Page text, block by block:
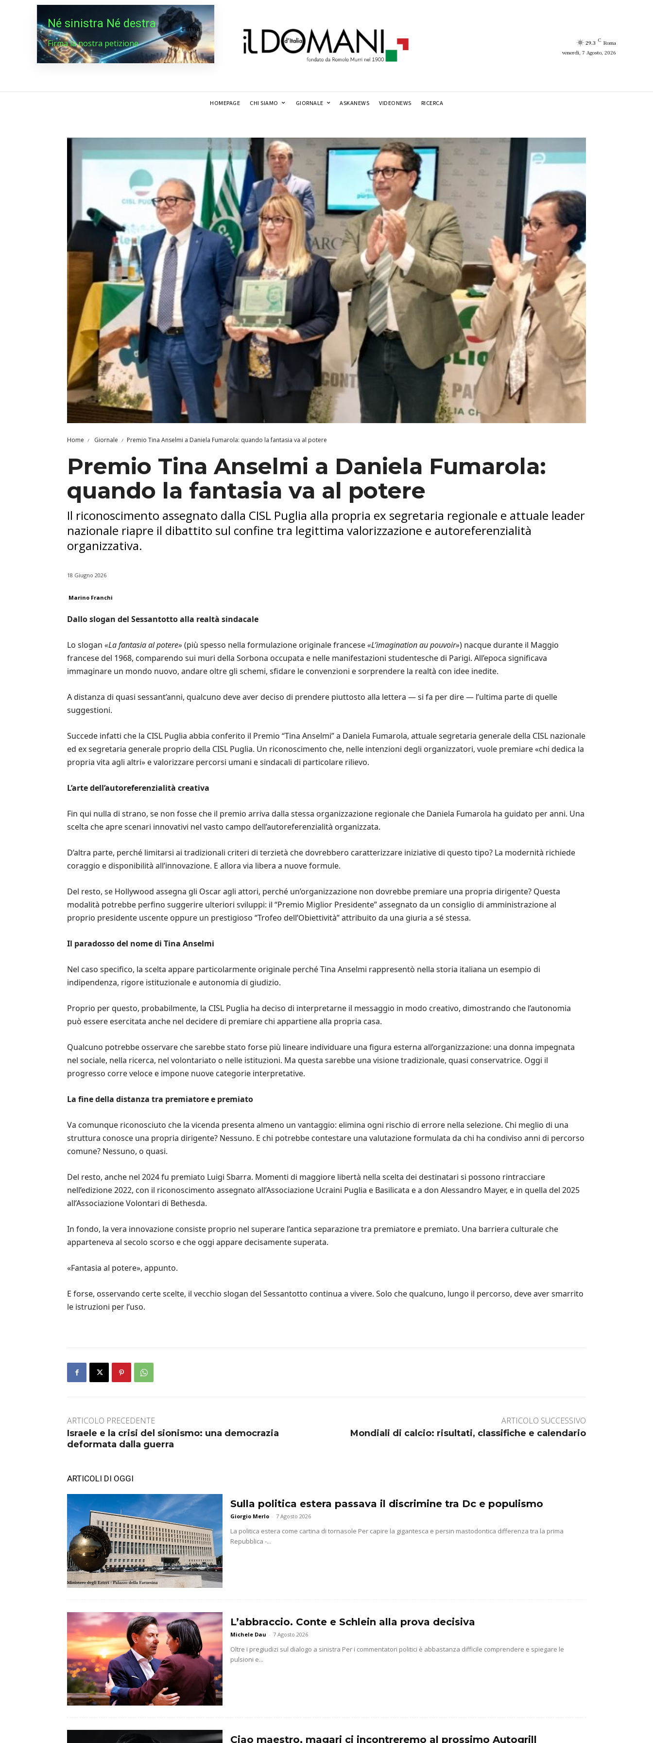
Né sinistra Né destra
Firma la nostra petizione
Firma
29.3 C Roma
venerdì, 7 Agosto, 2026
HOMEPAGE CHI SIAMO GIORNALE ASKANEWS VIDEONEWS RICERCA
Home Giornale Premio Tina Anselmi a Daniela Fumarola: quando la fantasia va al potere
Premio Tina Anselmi a Daniela Fumarola:
quando la fantasia va al potere
Il riconoscimento assegnato dalla CISL Puglia alla propria ex segretaria regionale e attuale leader
nazionale riapre il dibattito sul confine tra legittima valorizzazione e autoreferenzialità
organizzativa.
18 Giugno 2026
Marino Franchi
Dallo slogan del Sessantotto alla realtà sindacale
Lo slogan «La fantasia al potere» (più spesso nella formulazione originale francese«L’imagination au pouvoir») nacque durante il Maggio
francese del 1968, comparendo sui muri della Sorbona occupata e nelle manifestazioni studentesche di Parigi. All’epoca significava
immaginare un mondo nuovo, andare oltre gli schemi, sfidare le convenzioni e sorprendere la realtà con idee inedite.
A distanza di quasi sessant’anni, qualcuno deve aver deciso di prendere piuttosto alla lettera — si fa per dire — l’ultima parte di quelle
suggestioni.
Succede infatti che la CISL Puglia abbia conferito il Premio “Tina Anselmi” a Daniela Fumarola, attuale segretaria generale della CISL nazionale
ed ex segretaria generale proprio della CISL Puglia. Un riconoscimento che, nelle intenzioni degli organizzatori, vuole premiare «chi dedica la
propria vita agli altri» e valorizzare percorsi umani e sindacali di particolare rilievo.
L’arte dell’autoreferenzialità creativa
Fin qui nulla di strano, se non fosse che il premio arriva dalla stessa organizzazione regionale che Daniela Fumarola ha guidato per anni. Una
scelta che apre scenari innovativi nel vasto campo dell’autoreferenzialità organizzata.
D’altra parte, perché limitarsi ai tradizionali criteri di terzietà che dovrebbero caratterizzare iniziative di questo tipo? La modernità richiede
coraggio e disponibilità all’innovazione. E allora via libera a nuove formule.
Del resto, se Hollywood assegna gli Oscar agli attori, perché un’organizzazione non dovrebbe premiare una propria dirigente? Questa
modalità potrebbe perfino suggerire ulteriori sviluppi: il “Premio Miglior Presidente” assegnato da un consiglio di amministrazione al
proprio presidente uscente oppure un prestigioso “Trofeo dell’Obiettività” attribuito da una giuria a sé stessa.
Il paradosso del nome di Tina Anselmi
Nel caso specifico, la scelta appare particolarmente originale perché Tina Anselmi rappresentò nella storia italiana un esempio di
indipendenza, rigore istituzionale e autonomia di giudizio.
Proprio per questo, probabilmente, la CISL Puglia ha deciso di interpretarne il messaggio in modo creativo, dimostrando che l’autonomia
può essere esercitata anche nel decidere di premiare chi appartiene alla propria casa.
Qualcuno potrebbe osservare che sarebbe stato forse più lineare individuare una figura esterna all’organizzazione: una donna impegnata
nel sociale, nella ricerca, nel volontariato o nelle istituzioni. Ma questa sarebbe una visione tradizionale, quasi conservatrice. Oggi il
progresso corre veloce e impone nuove categorie interpretative.
La fine della distanza tra premiatore e premiato
Va comunque riconosciuto che la vicenda presenta almeno un vantaggio: elimina ogni rischio di errore nella selezione. Chi meglio di una
struttura conosce una propria dirigente? Nessuno. E chi potrebbe contestare una valutazione formulata da chi ha condiviso anni di percorso
comune? Nessuno, o quasi.
Del resto, anche nel 2024 fu premiato Luigi Sbarra. Momenti di maggiore libertà nella scelta dei destinatari si possono rintracciare
nell’edizione 2022, con il riconoscimento assegnato all’Associazione Ucraini Puglia e Basilicata e a don Alessandro Mayer, e in quella del 2025
all’Associazione Volontari di Bethesda.
In fondo, la vera innovazione consiste proprio nel superare l’antica separazione tra premiatore e premiato. Una barriera culturale che
apparteneva al secolo scorso e che oggi appare decisamente superata.
«Fantasia al potere», appunto.
E forse, osservando certe scelte, il vecchio slogan del Sessantotto continua a vivere. Solo che qualcuno, lungo il percorso, deve aver smarrito
le istruzioni per l’uso.
ARTICOLO PRECEDENTE
Israele e la crisi del sionismo: una democrazia
deformata dalla guerra
ARTICOLO SUCCESSIVO
Mondiali di calcio: risultati, classifiche e calendario
ARTICOLI DI OGGI
Sulla politica estera passava il discrimine tra Dc e populismo
Giorgio Merlo - 7 Agosto 2026
La politica estera come cartina di tornasole Per capire la gigantesca e persin mastodontica differenza tra la prima
Repubblica -...
L’abbraccio. Conte e Schlein alla prova decisiva
Michele Dau - 7 Agosto 2026
Oltre i pregiudizi sul dialogo a sinistra Per i commentatori politici è abbastanza difficile comprendere e spiegare le
pulsioni e...
Ciao maestro, magari ci incontreremo al prossimo Autogrill